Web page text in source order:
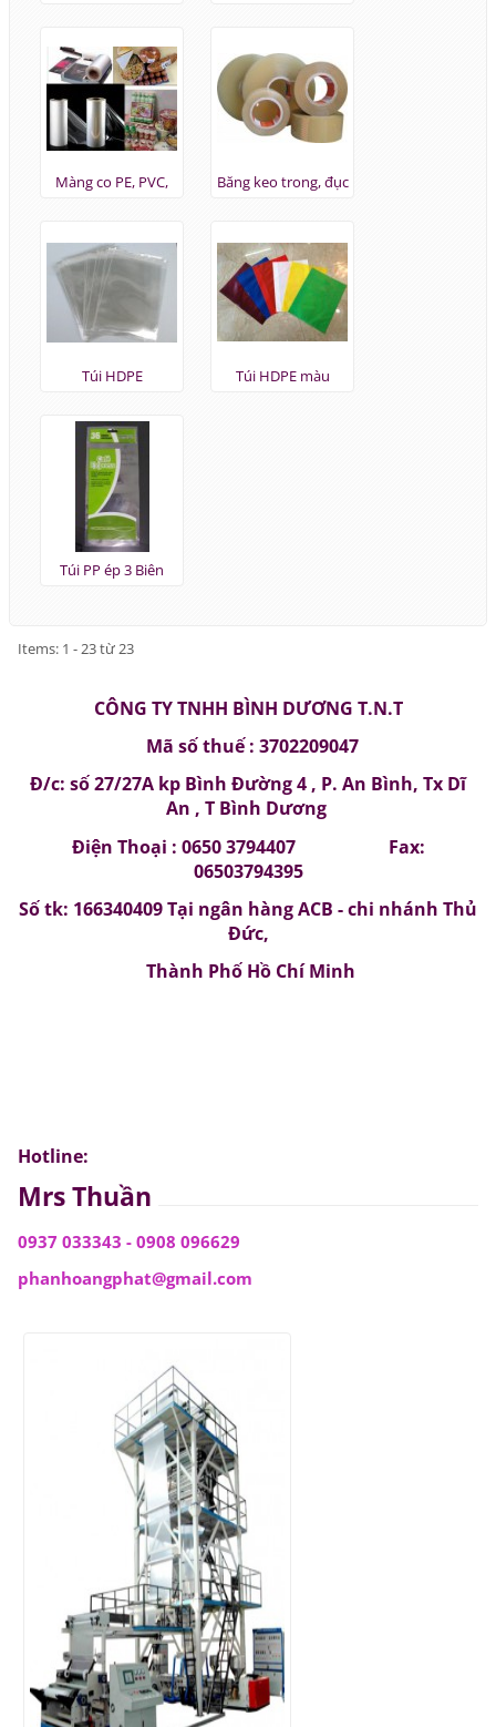
Màng co PE, PVC,
Băng keo trong, đục
Túi HDPE Túi HDPE màu
Túi PP ép 3 Biên
Items: 1 - 23 từ 23
CÔNG TY TNHH BÌNH DƯƠNG T.N.T
Mã số thuế : 3702209047
Đ/c: số 27/27A kp Bình Đường 4 , P. An Bình, Tx Dĩ
An , T Bình Dương
Điện Thoại : 0650 3794407 Fax:
06503794395
Số tk: 166340409 Tại ngân hàng ACB - chi nhánh Thủ
Đức,
Thành Phố Hồ Chí Minh
Hotline:
Mrs Thuần
0937 033343 - 0908 096629
phanhoangphat@gmail.com